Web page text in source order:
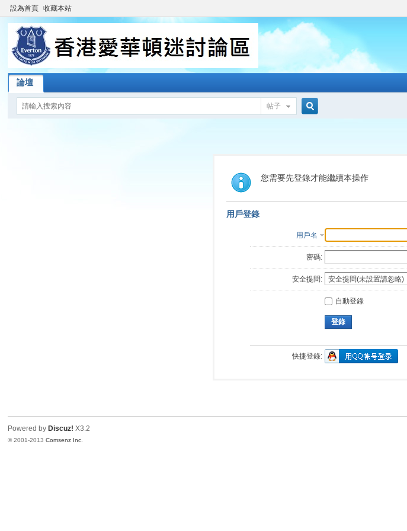
設為首頁 收藏本站
論壇
帖子
索
您需要先登錄才能繼續本操作
用戶登錄
用戶名
密碼:
安全提問:
自動登錄
登錄
快捷登錄:
Powered by Discuz! X3.2
© 2001-2013Comsenz Inc.